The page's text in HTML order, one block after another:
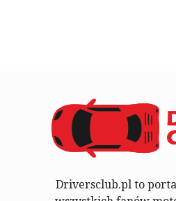
Driversclub.pl to